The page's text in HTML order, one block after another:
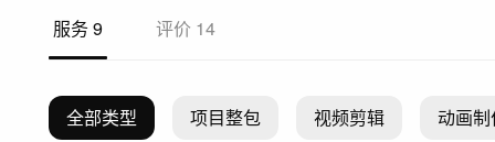
服务9 评价 14
全部类型 项目整包 视频剪辑 动画制